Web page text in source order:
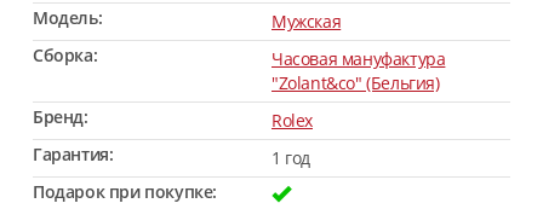
Модель:
Мужская
Сборка:
Часовая мануфактура
"Zolant&co" (Бельгия)
Бренд:
Rolex
Гарантия:
1 год
Подарок при покупке: